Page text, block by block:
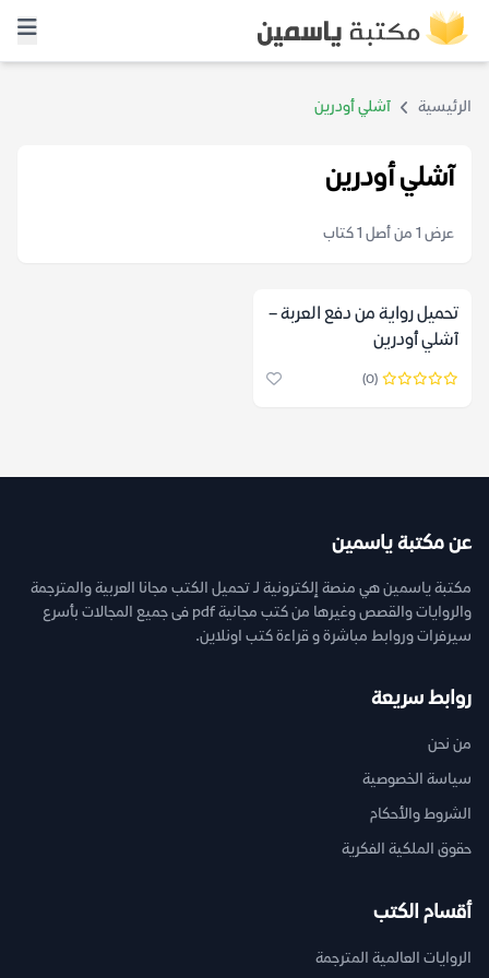
الرئيسية آشلي أودرين
آشلي أودرين
عرض 1 من أصل 1 كتاب
تحميل رواية من دفع العربة –
آشلي أودرين
(0)
عن مكتبة ياسمين
مكتبة ياسمين هي منصة إلكترونية لـ تحميل الكتب مجانا العربية والمترجمة
والروايات والقصص وغيرها من كتب مجانية pdf فى جميع المجالات بأسرع
سيرفرات وروابط مباشرة و قراءة كتب اونلاين.
روابط سريعة
من نحن
سياسة الخصوصية
الشروط والأحكام
حقوق الملكية الفكرية
أقسام الكتب
الروايات العالمية المترجمة